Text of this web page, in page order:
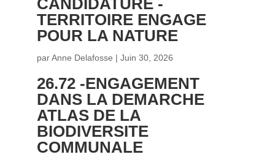
CANDIDATURE -
TERRITOIRE ENGAGE
POUR LA NATURE
parAnne Delafosse | Juin 30, 2026
26.72 -ENGAGEMENT
DANS LA DEMARCHE
ATLAS DE LA
BIODIVERSITE
COMMUNALE